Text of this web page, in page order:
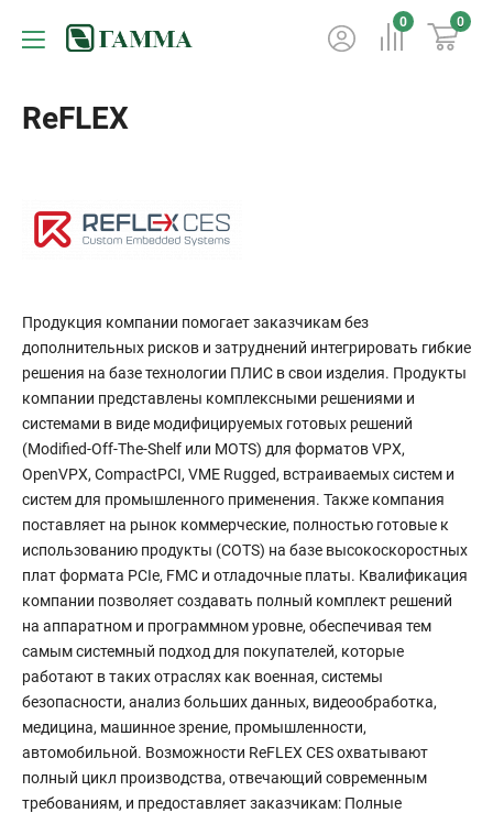
0 0
ReFLEX
Продукция компании помогает заказчикам без
дополнительных рисков и затруднений интегрировать гибкие
решения на базе технологии ПЛИС в свои изделия. Продукты
компании представлены комплексными решениями и
системами в виде модифицируемых готовых решений
(Modified-Off-The-Shelf или MOTS) для форматов VPX,
OpenVPX, CompactPCI, VME Rugged, встраиваемых систем и
систем для промышленного применения. Также компания
поставляет на рынок коммерческие, полностью готовые к
использованию продукты (COTS) на базе высокоскоростных
плат формата PCIe, FMC и отладочные платы. Квалификация
компании позволяет создавать полный комплект решений
на аппаратном и программном уровне, обеспечивая тем
самым системный подход для покупателей, которые
работают в таких отраслях как военная, системы
безопасности, анализ больших данных, видеообработка,
медицина, машинное зрение, промышленности,
автомобильной. Возможности ReFLEX CES охватывают
полный цикл производства, отвечающий современным
требованиям, и предоставляет заказчикам: Полные